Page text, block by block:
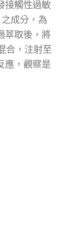
接觸性過敏
成分，為
萃取後，將
合，注射至
應，觀察是